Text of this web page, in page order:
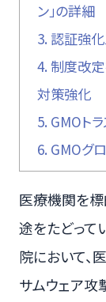
ン」の詳細
3. 認証強
4. 制度改定
対策強化
5. GMOト
6. GMOグ
医療機関を
途をたどって
院において、
サムウェア